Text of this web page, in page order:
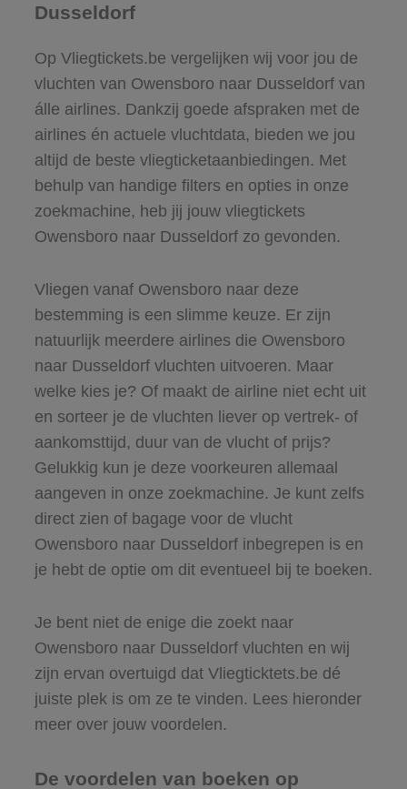
Dusseldorf
Op Vliegtickets.be vergelijken wij voor jou de
vluchten van Owensboro naar Dusseldorf van
álle airlines. Dankzij goede afspraken met de
airlines én actuele vluchtdata, bieden we jou
altijd de beste vliegticketaanbiedingen. Met
behulp van handige filters en opties in onze
zoekmachine, heb jij jouw vliegtickets
Owensboro naar Dusseldorf zo gevonden.
Vliegen vanaf Owensboro naar deze
bestemming is een slimme keuze. Er zijn
natuurlijk meerdere airlines die Owensboro
naar Dusseldorf vluchten uitvoeren. Maar
welke kies je? Of maakt de airline niet echt uit
en sorteer je de vluchten liever op vertrek- of
aankomsttijd, duur van de vlucht of prijs?
Gelukkig kun je deze voorkeuren allemaal
aangeven in onze zoekmachine. Je kunt zelfs
direct zien of bagage voor de vlucht
Owensboro naar Dusseldorf inbegrepen is en
je hebt de optie om dit eventueel bij te boeken.
Je bent niet de enige die zoekt naar
Owensboro naar Dusseldorf vluchten en wij
zijn ervan overtuigd dat Vliegticktets.be dé
juiste plek is om ze te vinden. Lees hieronder
meer over jouw voordelen.
De voordelen van boeken op